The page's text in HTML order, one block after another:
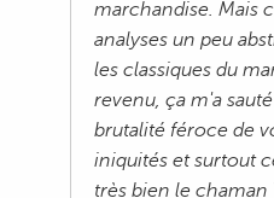
marchandise. Mais
analyses un peu
les classiques du
revenu, ça m'a
brutalité féroce de
iniquités et surtout
très bien le chaman